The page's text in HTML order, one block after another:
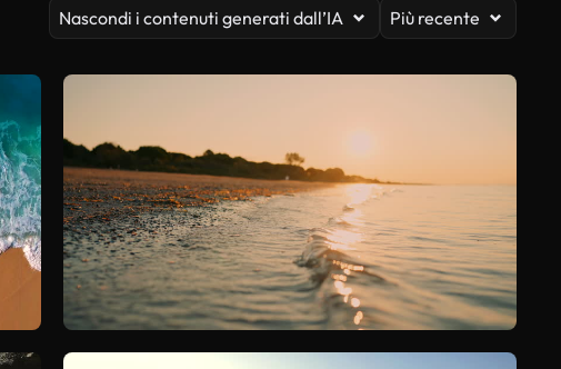
Nascondi i contenuti generati dall’IA Più recente